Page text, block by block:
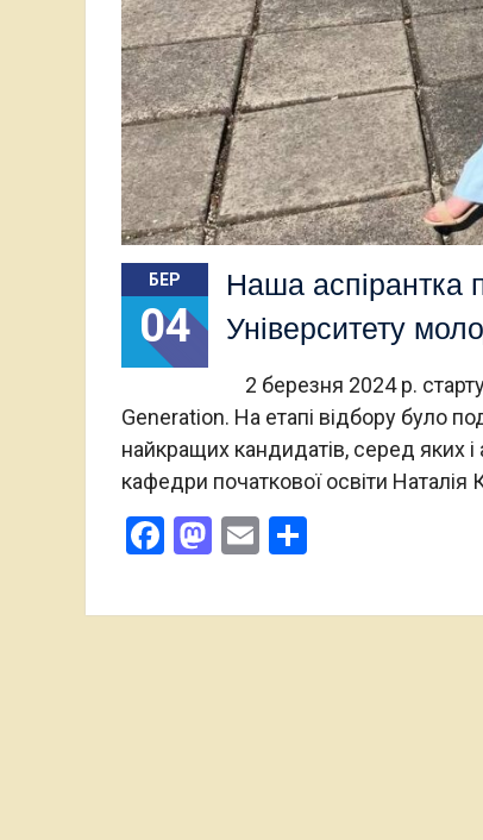
БЕР
04
Наша аспірантка
Університету
2 березня 2024 р.
Generation. На етапі відбору було
найкращих кандидатів, серед яких і
кафедри початкової освіти Наталія
Facebook
Mastodon
Email